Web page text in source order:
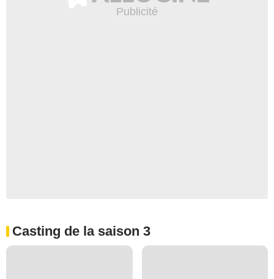
Casting de la saison 3